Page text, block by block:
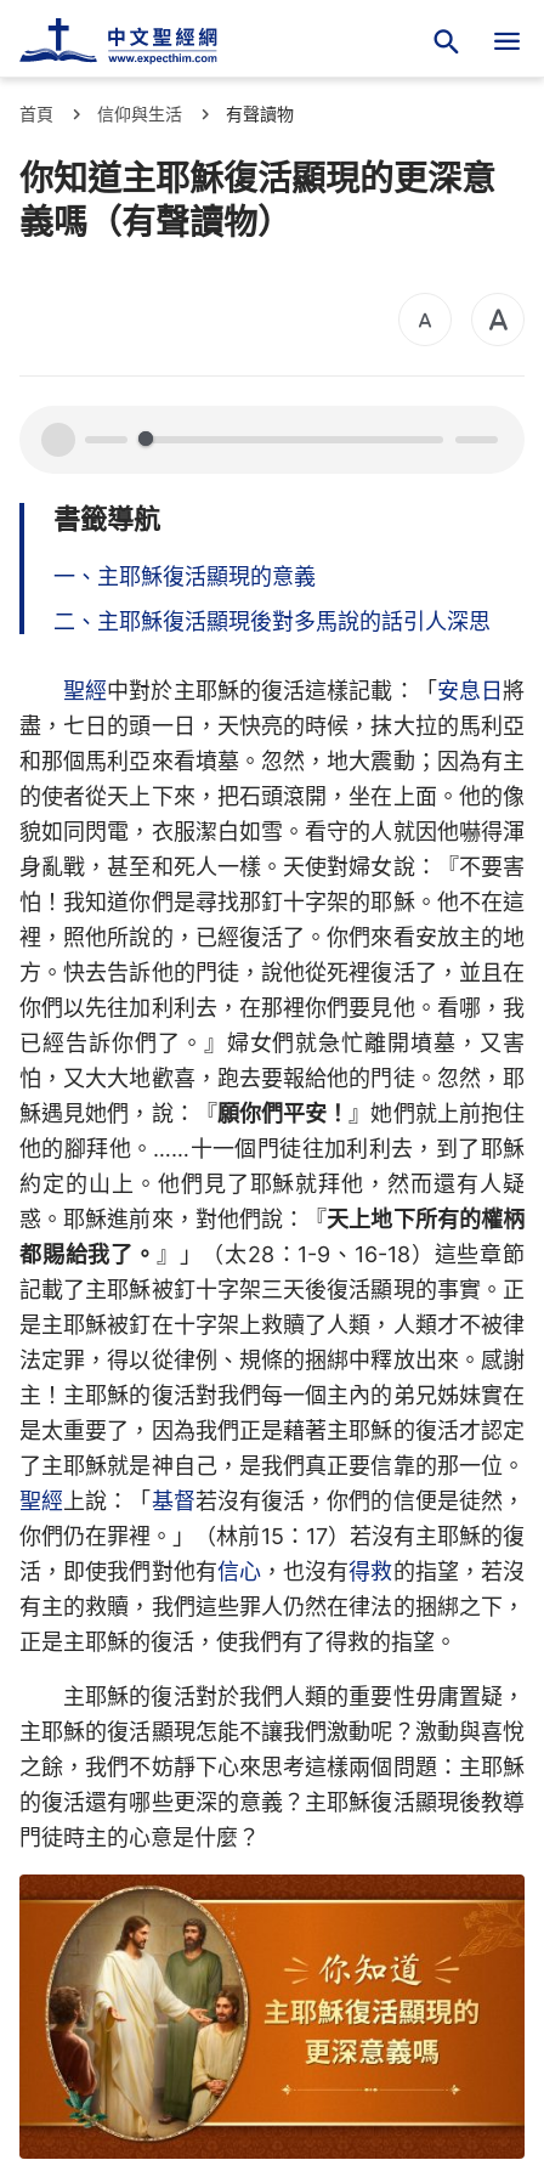
首頁 信仰與生活 有聲讀物
你知道主耶穌復活顯現的更深意
義嗎（有聲讀物）
00:00 00:00
書籤導航
一、主耶穌復活顯現的意義
二、主耶穌復活顯現後對多馬說的話引人深思
聖經中對於主耶穌的復活這樣記載：「 安息日將
盡，七日的頭一日，天快亮的時候，抹大拉的馬利亞
和那個馬利亞來看墳墓。忽然，地大震動；因為有主
的使者從天上下來，把石頭滾開，坐在上面。他的像
貌如同閃電，衣服潔白如雪。看守的人就因他嚇得渾
身亂戰，甚至和死人一樣。天使對婦女說：『不要害
怕！我知道你們是尋找那釘十字架的耶穌。他不在這
裡，照他所說的，已經復活了。你們來看安放主的地
方。快去告訴他的門徒，說他從死裡復活了，並且在
你們以先往加利利去，在那裡你們要見他。看哪，我
已經告訴你們了。』婦女們就急忙離開墳墓，又害
怕，又大大地歡喜，跑去要報給他的門徒。忽然，耶
穌遇見她們，說：『願你們平安！ 』她們就上前抱住
他的腳拜他。……十一個門徒往加利利去，到了耶穌
約定的山上。他們見了耶穌就拜他，然而還有人疑
惑。耶穌進前來，對他們說：『天上地下所有的權柄
都賜給我了。 』」（太28：1-9、16-18）這些章節
記載了主耶穌被釘十字架三天後復活顯現的事實。正
是主耶穌被釘在十字架上救贖了人類，人類才不被律
法定罪，得以從律例、規條的捆綁中釋放出來。感謝
主！主耶穌的復活對我們每一個主內的弟兄姊妹實在
是太重要了，因為我們正是藉著主耶穌的復活才認定
了主耶穌就是神自己，是我們真正要信靠的那一位。
聖經 上說：「 基督若沒有復活，你們的信便是徒然，
你們仍在罪裡。」（林前15：17）若沒有主耶穌的復
活，即使我們對他有信心 ，也沒有得救的指望，若沒
有主的救贖，我們這些罪人仍然在律法的捆綁之下，
正是主耶穌的復活，使我們有了得救的指望。
主耶穌的復活對於我們人類的重要性毋庸置疑，
主耶穌的復活顯現怎能不讓我們激動呢？激動與喜悅
之餘，我們不妨靜下心來思考這樣兩個問題：主耶穌
的復活還有哪些更深的意義？主耶穌復活顯現後教導
門徒時主的心意是什麼？